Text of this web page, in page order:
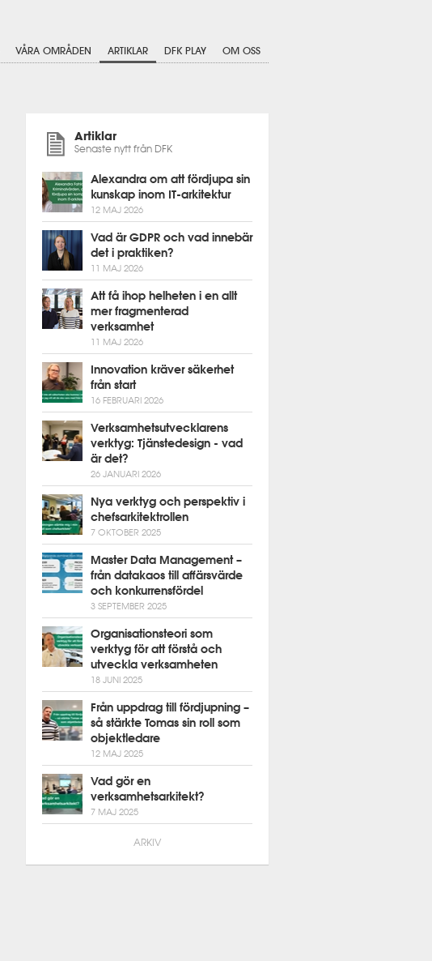
VÅRA OMRÅDEN ARTIKLAR DFK PLAY OM OSS
Artiklar
Senaste nytt från DFK
Alexandra om att fördjupa sin
kunskap inom IT-arkitektur
12 MAJ 2026
Vad är GDPR och vad innebär
det i praktiken?
11 MAJ 2026
Att få ihop helheten i en allt
mer fragmenterad
verksamhet
11 MAJ 2026
Innovation kräver säkerhet
från start
16 FEBRUARI 2026
Verksamhetsutvecklarens
verktyg: Tjänstedesign - vad
är det?
26 JANUARI 2026
Nya verktyg och perspektiv i
chefsarkitektrollen
7 OKTOBER 2025
Master Data Management –
från datakaos till affärsvärde
och konkurrensfördel
3 SEPTEMBER 2025
Organisationsteori som
verktyg för att förstå och
utveckla verksamheten
18 JUNI 2025
Från uppdrag till fördjupning –
så stärkte Tomas sin roll som
objektledare
12 MAJ 2025
Vad gör en
verksamhetsarkitekt?
7 MAJ 2025
ARKIV